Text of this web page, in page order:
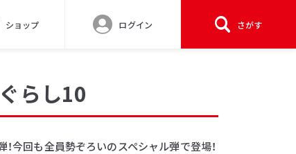
ショップ ログイン さがす
らし10
今回も全員勢ぞろいのスペシャル弾で登場！